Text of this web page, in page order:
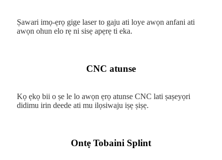
Ṣawari imọ-ẹrọ gige laser to gaju ati loye awọn anfani ati
awọn ohun elo rẹ ni sisẹ apẹrẹ ti eka.
CNC atunse
Kọ ẹkọ bii o ṣe le lo awọn ẹrọ atunse CNC lati ṣaṣeyọri
didimu irin deede ati mu ilọsiwaju iṣẹ ṣiṣẹ.
Ontẹ Tobaini Splint